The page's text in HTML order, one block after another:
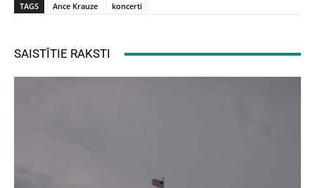
TAGS Ance Krauze koncerti
SAISTĪTIE RAKSTI